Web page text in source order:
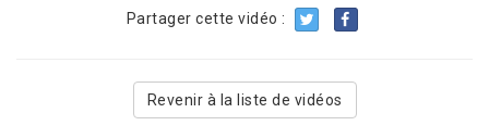
Partager cette vidéo :
Revenir à la liste de vidéos